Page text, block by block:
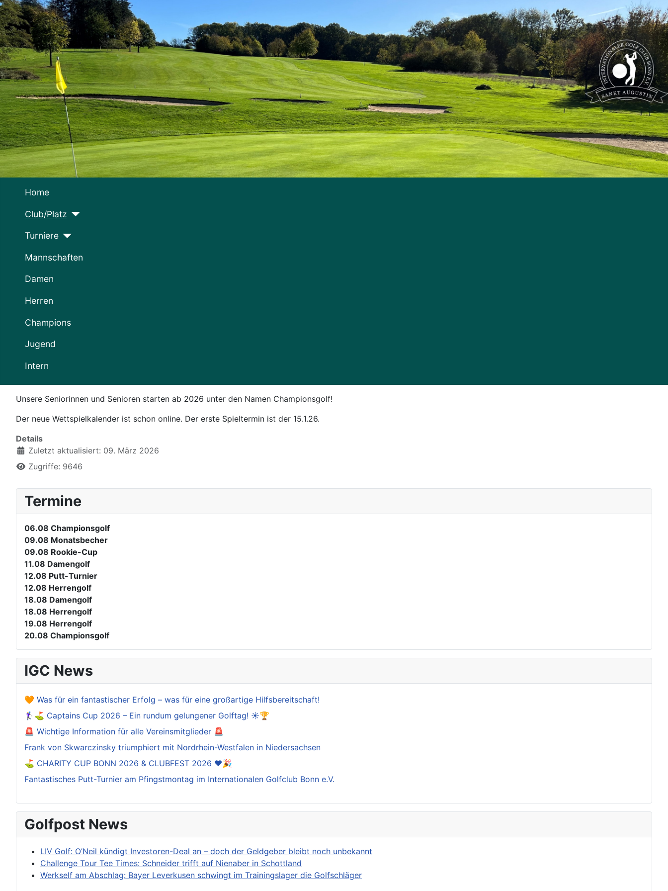
Home
Club/Platz
Turniere
Mannschaften
Damen
Herren
Champions
Jugend
Intern
Unsere Seniorinnen und Senioren starten ab 2026 unter den Namen Championsgolf!
Der neue Wettspielkalender ist schon online. Der erste Spieltermin ist der 15.1.26.
Details
Zuletzt aktualisiert: 09. März 2026
Zugriffe: 9646
Termine
06.08 Championsgolf
09.08 Monatsbecher
09.08 Rookie-Cup
11.08 Damengolf
12.08 Putt-Turnier
12.08 Herrengolf
18.08 Damengolf
18.08 Herrengolf
19.08 Herrengolf
20.08 Championsgolf
IGC News
🧡 Was für ein fantastischer Erfolg – was für eine großartige Hilfsbereitschaft!
🏌️‍♀️⛳ Captains Cup 2026 – Ein rundum gelungener Golftag! ☀️🏆
🚨 Wichtige Information für alle Vereinsmitglieder 🚨
Frank von Skwarczinsky triumphiert mit Nordrhein-Westfalen in Niedersachsen
⛳️ CHARITY CUP BONN 2026 & CLUBFEST 2026 ❤️🎉
Fantastisches Putt-Turnier am Pfingstmontag im Internationalen Golfclub Bonn e.V.
Golfpost News
LIV Golf: O’Neil kündigt Investoren-Deal an – doch der Geldgeber bleibt noch unbekannt
Challenge Tour Tee Times: Schneider trifft auf Nienaber in Schottland
Werkself am Abschlag: Bayer Leverkusen schwingt im Trainingslager die Golfschläger